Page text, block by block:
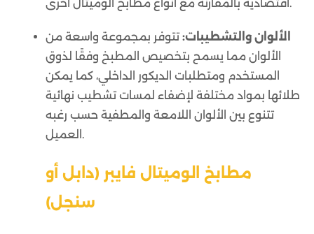
اقتصادية بالمقارنة مع أنواع مطابخ ألوميتال أخرى.
الألوان والتشطيبات: تتوفر بمجموعة واسعة من
الألوان مما يسمح بتخصيص المطبخ وفقًا لذوق
المستخدم ومتطلبات الديكور الداخلي، كما يمكن
طلائها بمواد مختلفة لإضفاء لمسات تشطيب نهائية
تتنوع بين الألوان اللامعة والمطفية حسب رغبه
العميل.
مطابخ الوميتال فايبر (دابل أو
سنجل)